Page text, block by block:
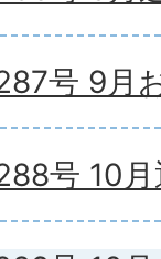
号 9月
号 10